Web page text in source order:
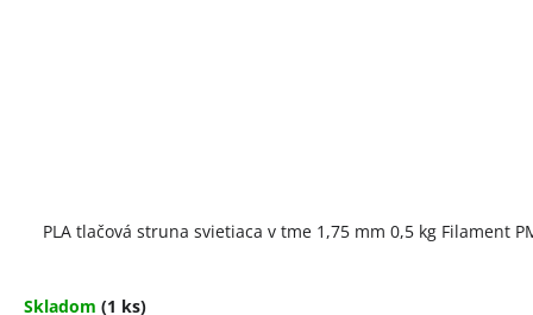
PLA tlačová struna svietiaca v tme 1,75 mm 0,5 kg Filament
Skladom (1 ks)